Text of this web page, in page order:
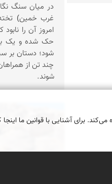
در میان سنگ
غرب خمین)
امروز آن را
حک شده و یک
شود؛ دستان بر
چند تن از
شوند.
محمدبرای آشنایی با قوانین ما